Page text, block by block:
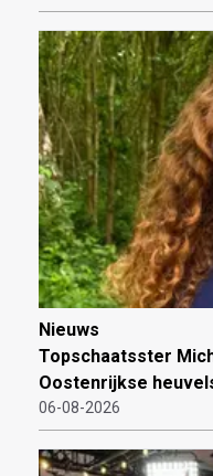
Nieuws
Topschaatsster
Oostenrijkse
06-08-2026